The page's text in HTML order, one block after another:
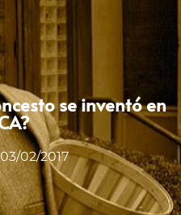
se inventó en
03/02/2017